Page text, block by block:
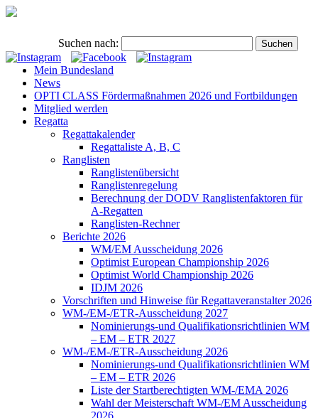
Suchen nach:
Mein Bundesland
News
OPTI CLASS Fördermaßnahmen 2026 und Fortbildungen
Mitglied werden
Regatta
Regattakalender
Regattaliste A, B, C
Ranglisten
Ranglistenübersicht
Ranglistenregelung
Berechnung der DODV Ranglistenfaktoren für
A-Regatten
Ranglisten-Rechner
Berichte 2026
WM/EM Ausscheidung 2026
Optimist European Championship 2026
Optimist World Championship 2026
IDJM 2026
Vorschriften und Hinweise für Regattaveranstalter 2026
WM-/EM-/ETR-Ausscheidung 2027
Nominierungs-und Qualifikationsrichtlinien WM
– EM – ETR 2027
WM-/EM-/ETR-Ausscheidung 2026
Nominierungs-und Qualifikationsrichtlinien WM
– EM – ETR 2026
Liste der Startberechtigten WM-/EMA 2026
Wahl der Meisterschaft WM-/EM Ausscheidung
2026